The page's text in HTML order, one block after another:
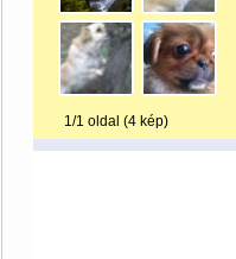
1/1 oldal (4 kép)